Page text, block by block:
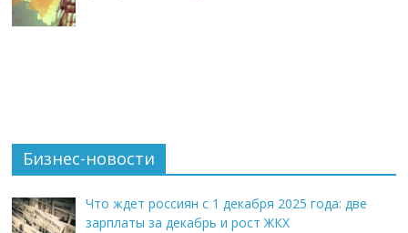
Бизнес-новости
Что ждет россиян с 1 декабря 2025 года: две
зарплаты за декабрь и рост ЖКХ